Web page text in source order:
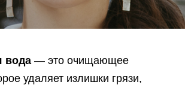
вода — это очищающее
удаляет излишки грязи,